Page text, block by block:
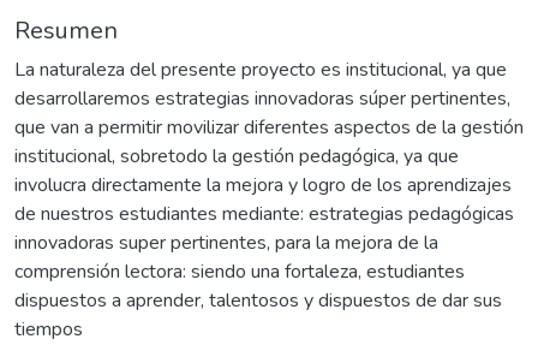
Resumen
La naturaleza del presente proyecto es institucional, ya que
desarrollaremos estrategias innovadoras súper pertinentes,
que van a permitir movilizar diferentes aspectos de la gestión
institucional, sobretodo la gestión pedagógica, ya que
involucra directamente la mejora y logro de los aprendizajes
de nuestros estudiantes mediante: estrategias pedagógicas
innovadoras super pertinentes, para la mejora de la
comprensión lectora: siendo una fortaleza, estudiantes
dispuestos a aprender, talentosos y dispuestos de dar sus
tiempos